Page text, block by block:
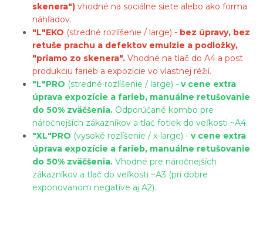
skenera") vhodné na sociálne siete alebo ako forma
náhľadov.
"L"EKO (stredné rozlíšenie / large) - bez úpravy, bez
retuše prachu a defektov emulzie a podložky,
"priamo zo skenera". Vhodné na tlač do A4 a post
produkciu farieb a expozície vo vlastnej réžií.
"L"PRO (stredné rozlíšenie / large) - v cene extra
úprava expozície a farieb, manuálne retušovanie
do 50% zväčšenia. Odporúčané kombo pre
náročnejších zákazníkov a tlač fotiek do veľkosti ~A4.
"XL"PRO (vysoké rozlíšenie / x-large) - v cene extra
úprava expozície a farieb, manuálne retušovanie
do 50% zväčšenia. Vhodné pre náročnejších
zákazníkov a tlač do veľkosti ~A3 (pri dobre
exponovanom negatíve aj A2).